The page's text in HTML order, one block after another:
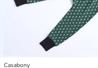
Casabony